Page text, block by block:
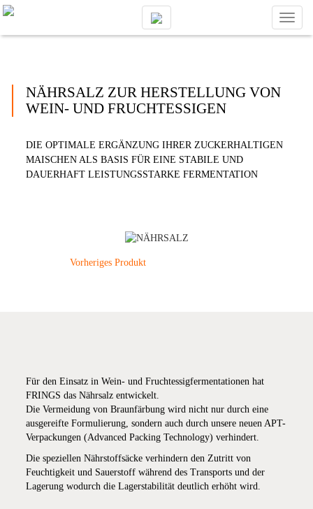
Toggle
NÄHRSALZ ZUR HERSTELLUNG VON
WEIN- UND FRUCHTESSIGEN
DIE OPTIMALE ERGÄNZUNG IHRER ZUCKERHALTIGEN
MAISCHEN ALS BASIS FÜR EINE STABILE UND
DAUERHAFT LEISTUNGSSTARKE FERMENTATION
Vorheriges Produkt
Für den Einsatz in Wein- und Fruchtessigfermentationen hat
FRINGS das Nährsalz entwickelt.
Die Vermeidung von Braunfärbung wird nicht nur durch eine
ausgereifte Formulierung, sondern auch durch unsere neuen APT-
Verpackungen (Advanced Packing Technology) verhindert.
Die speziellen Nährstoffsäcke verhindern den Zutritt von
Feuchtigkeit und Sauerstoff während des Transports und der
Lagerung wodurch die Lagerstabilität deutlich erhöht wird.